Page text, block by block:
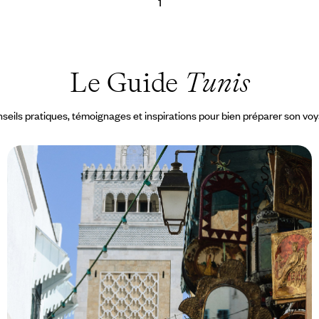
Le Guide Tunis
pratiques, témoignages et inspirations pour bien préparer son